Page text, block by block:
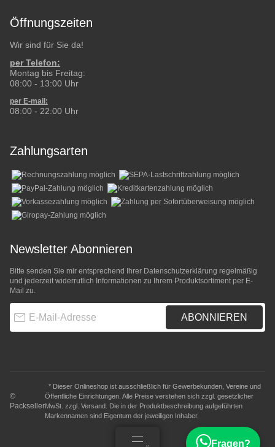
Öffnungszeiten
Wir sind für Sie da!
per Telefon:
Montag bis Freitag:
08:00 - 13:00 Uhr
per E-mail:
08:00 - 22:00 Uhr
Zahlungsarten
Newsletter Abonnieren
Bitte senden Sie mir entsprechend Ihrer Datenschutzerklärung regelmäßig
und jederzeit widerruflich Informationen zu Ihrem Produktsortiment per E-
Mail zu.
ABONNIEREN
©
Packseller
* Dieser Onlineshop ist ausschließlich für Gewerbekunden, Vereine und
Öffentliche Einrichtungen. Alle Preise verstehen sich zzgl. gesetzlicher
MwSt. zzgl. Versand . Die in der Produktbeschreibung aufgeführten
Markennamen sind Eigentum der jeweiligen Inhaber.
Fragen?